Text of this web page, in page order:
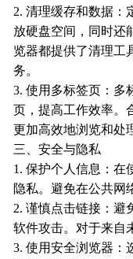
2. 清理缓存和数据：
放硬盘空间，同时还
览器都提供了清理工
务。
3. 使用多标签页：多
页，提高工作效率。
更加高效地浏览和处
三、安全与隐私
1. 保护个人信息：在
隐私。避免在公共网
2. 谨慎点击链接：避
软件攻击。对于来自
3. 使用安全浏览器：